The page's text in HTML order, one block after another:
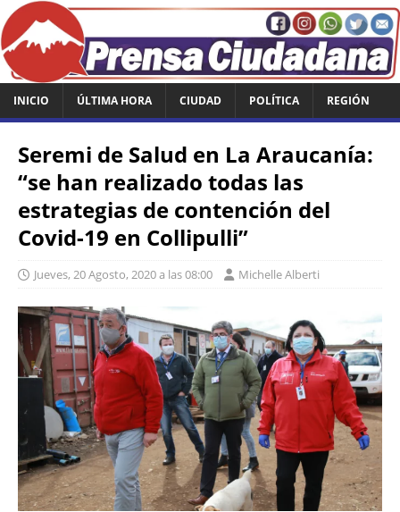
INICIO ÚLTIMA HORA CIUDAD POLÍTICA REGIÓN
Seremi de Salud en La Araucanía:
“se han realizado todas las
estrategias de contención del
Covid-19 en Collipulli”
Jueves, 20 Agosto, 2020 a las 08:00 Michelle Alberti